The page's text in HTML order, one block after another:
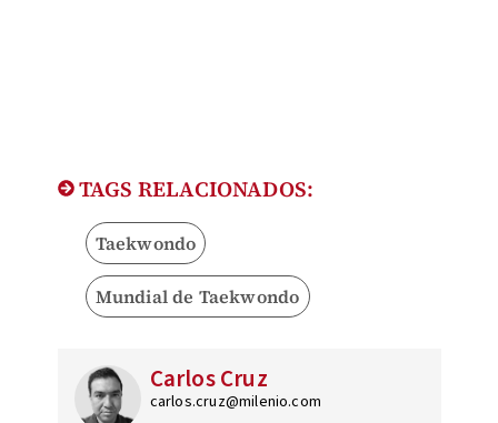
TAGS RELACIONADOS:
Taekwondo
Mundial de Taekwondo
Carlos Cruz
carlos.cruz@milenio.com